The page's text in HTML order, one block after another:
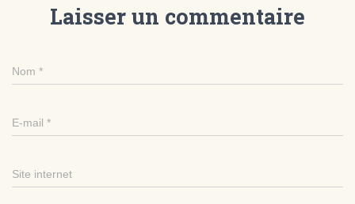
Laisser un commentaire
Nom *
E-mail *
Site internet